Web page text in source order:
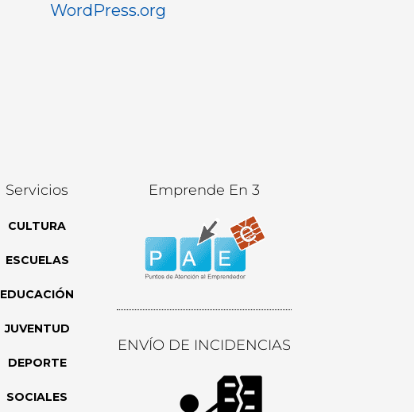
WordPress.org
Servicios
CULTURA
ESCUELAS
EDUCACIÓN
JUVENTUD
DEPORTE
SOCIALES
Emprende En 3
ENVÍO DE INCIDENCIAS